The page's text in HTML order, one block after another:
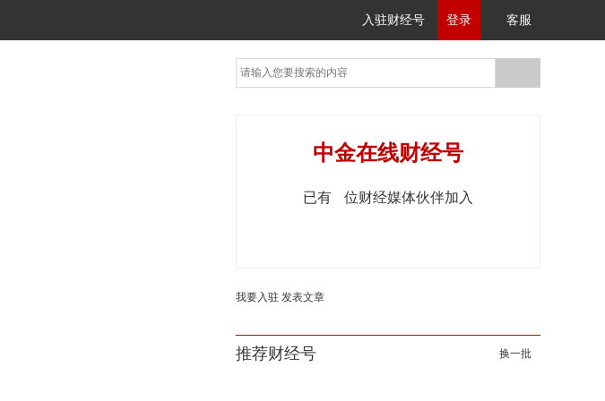
入驻财经号 登录 客服
中金在线财经号
已有 位财经媒体伙伴加入
我要入驻 发表文章
推荐财经号 换一批